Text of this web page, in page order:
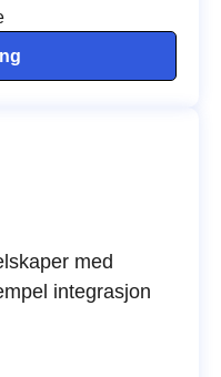
med
integrasjon